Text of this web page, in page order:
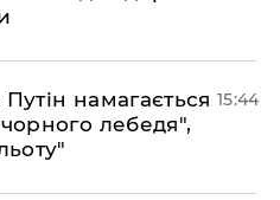
намагається
лебедя",
15:44